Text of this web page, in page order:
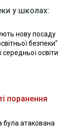
у школах:
нову посаду
безпеки"
освіти
поранення
була атакована